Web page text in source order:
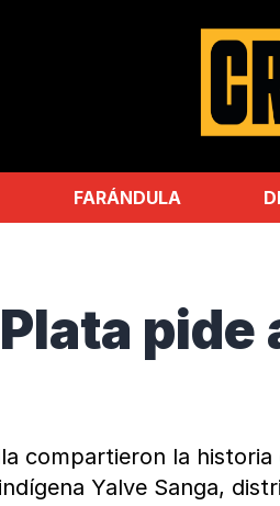
FARÁNDULA
compartieron la
Yalve Sanga,